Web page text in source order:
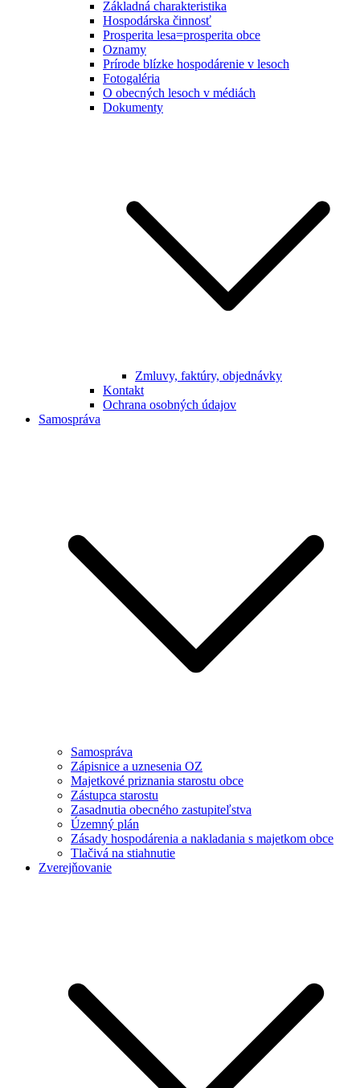
Základná charakteristika
Hospodárska činnosť
Prosperita lesa=prosperita obce
Oznamy
Prírode blízke hospodárenie v lesoch
Fotogaléria
O obecných lesoch v médiách
Dokumenty
Zmluvy, faktúry, objednávky
Kontakt
Ochrana osobných údajov
Samospráva
Samospráva
Zápisnice a uznesenia OZ
Majetkové priznania starostu obce
Zástupca starostu
Zasadnutia obecného zastupiteľstva
Územný plán
Zásady hospodárenia a nakladania s majetkom obce
Tlačivá na stiahnutie
Zverejňovanie